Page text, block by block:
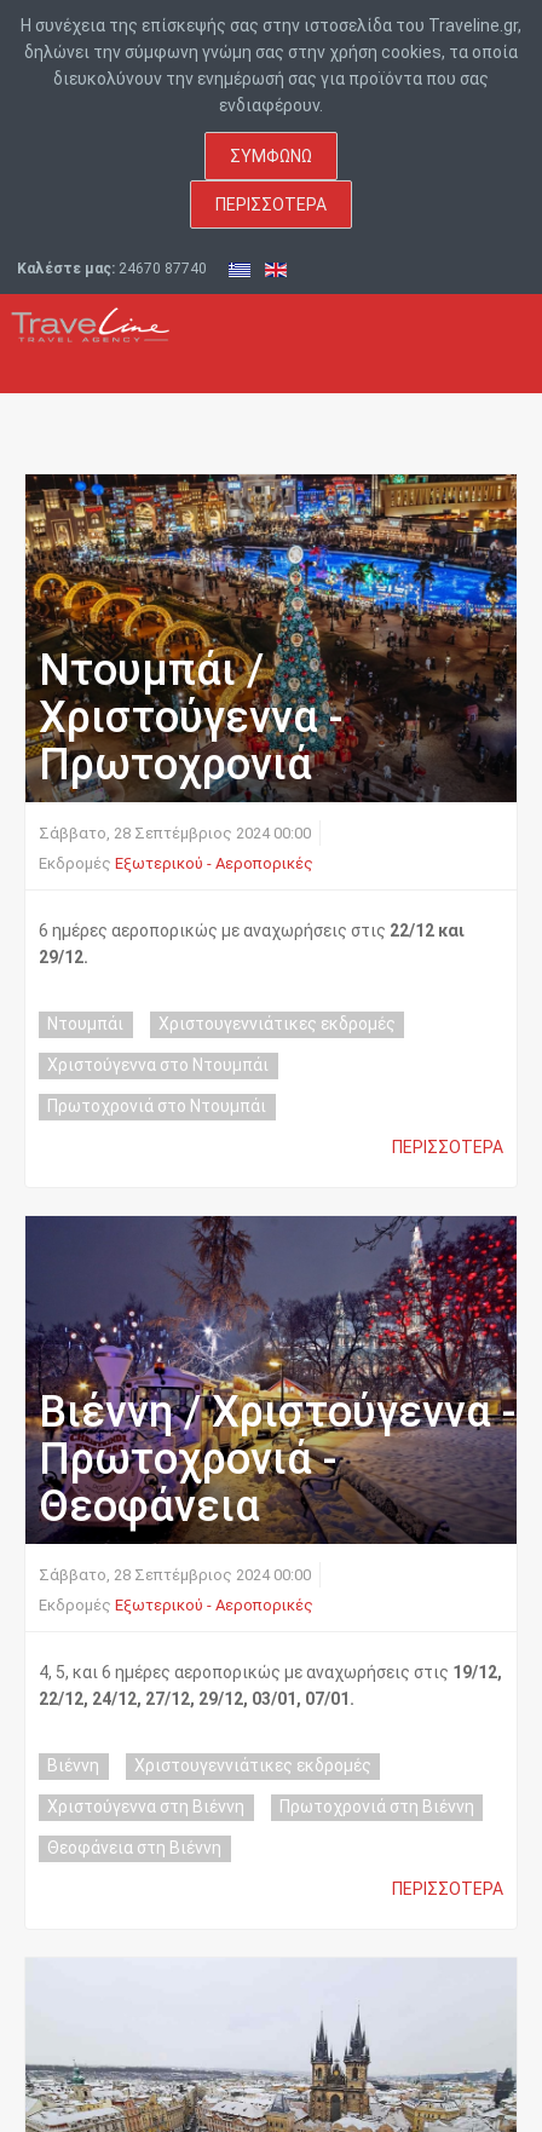
Η συνέχεια της επίσκεψής σας στην ιστοσελίδα του Traveline.gr,
δηλώνει την σύμφωνη γνώμη σας στην χρήση cookies, τα οποία
διευκολύνουν την ενημέρωσή σας για προϊόντα που σας
ενδιαφέρουν.
ΣΥΜΦΩΝΏ
ΠΕΡΙΣΣΌΤΕΡΑ
Καλέστε μας: 24670 87740
Ντουμπάι /
Χριστούγεννα -
Πρωτοχρονιά
Σάββατο, 28 Σεπτέμβριος 2024 00:00
Εκδρομές Εξωτερικού - Αεροπορικές
6 ημέρες αεροπορικώς με αναχωρήσεις στις 22/12 και
29/12.
Ντουμπάι Χριστουγεννιάτικες εκδρομές
Χριστούγεννα στο Ντουμπάι
Πρωτοχρονιά στο Ντουμπάι
ΠΕΡΙΣΣΌΤΕΡΑ
Βιέννη / Χριστούγεννα -
Πρωτοχρονιά -
Θεοφάνεια
Σάββατο, 28 Σεπτέμβριος 2024 00:00
Εκδρομές Εξωτερικού - Αεροπορικές
4, 5, και 6 ημέρες αεροπορικώς με αναχωρήσεις στις 19/12,
22/12, 24/12, 27/12, 29/12, 03/01, 07/01.
Βιέννη Χριστουγεννιάτικες εκδρομές
Χριστούγεννα στη Βιέννη Πρωτοχρονιά στη Βιέννη
Θεοφάνεια στη Βιέννη
ΠΕΡΙΣΣΌΤΕΡΑ